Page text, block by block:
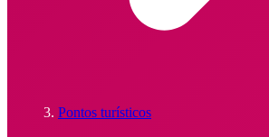
Pontos turísticos